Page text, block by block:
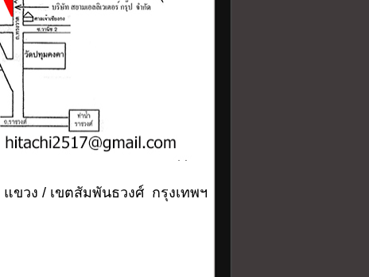
แขวง / เขตสัมพันธวงศ์ กรุงเทพฯ